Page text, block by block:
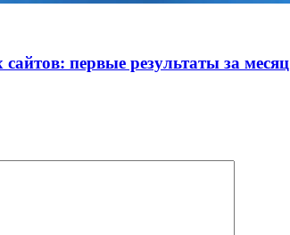
первые результаты за месяц